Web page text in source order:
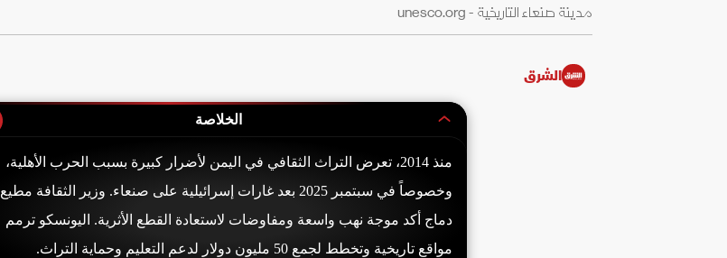
مدينة صنعاء التاريخية - unesco.org
الشرق
الخلاصة
منذ 2014، تعرض التراث الثقافي في اليمن لأضرار كبيرة بسبب الحرب الأهلية،
وخصوصاً في سبتمبر 2025 بعد غارات إسرائيلية على صنعاء. وزير الثقافة مطيع
دماج أكد موجة نهب واسعة ومفاوضات لاستعادة القطع الأثرية. اليونسكو ترمم
مواقع تاريخية وتخطط لجمع 50 مليون دولار لدعم التعليم وحماية التراث.